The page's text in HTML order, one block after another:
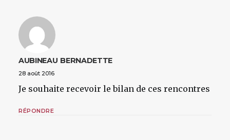
AUBINEAU BERNADETTE
28 août 2016
Je souhaite recevoir le bilan de ces rencontres
RÉPONDRE